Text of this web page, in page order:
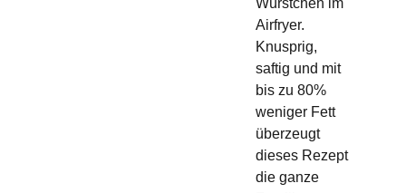
Airfryer.
Knusprig,
saftig und mit
bis zu 80%
weniger Fett
überzeugt
dieses Rezept
die ganze